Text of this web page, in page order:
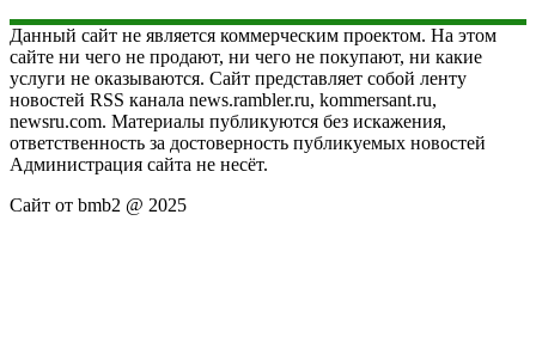
Данный сайт не является коммерческим проектом. На этом
сайте ни чего не продают, ни чего не покупают, ни какие
услуги не оказываются. Сайт представляет собой ленту
новостей RSS канала news.rambler.ru, kommersant.ru,
newsru.com. Материалы публикуются без искажения,
ответственность за достоверность публикуемых новостей
Администрация сайта не несёт.
Сайт от bmb2 @ 2025